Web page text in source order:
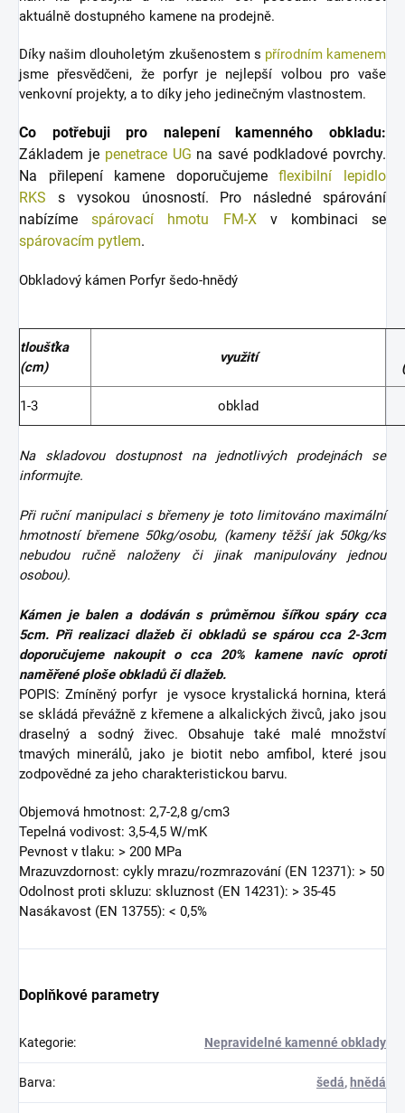
aktuálně dostupného kamene na prodejně.
Díky našim dlouholetým zkušenostem s přírodním kamenem
jsme přesvědčeni, že porfyr je nejlepší volbou pro vaše
venkovní projekty, a to díky jeho jedinečným vlastnostem.
Co potřebuji pro nalepení kamenného obkladu:
Základem je penetrace UG na savé podkladové povrchy.
Na přilepení kamene doporučujemeflexibilní lepidlo
RKS s vysokou únosností. Pro následné spárování
nabízímespárovací hmotu FM-Xv kombinaci se
spárovacím pytlem.
Obkladový kámen Porfyr šedo-hnědý
tloušťka
(cm)
využití
1-3 obklad
Na skladovou dostupnost na jednotlivých prodejnách se
informujte.
Při ruční manipulaci s břemeny je toto limitováno maximální
hmotností břemene 50kg/osobu, (kameny těžší jak 50kg/ks
nebudou ručně naloženy či jinak manipulovány jednou
osobou).
Kámen je balen a dodáván s průměrnou šířkou spáry cca
5cm. Při realizaci dlažeb či obkladů se spárou cca 2-3cm
doporučujeme nakoupit o cca 20% kamene navíc oproti
naměřené ploše obkladů či dlažeb.
POPIS: Zmíněný porfyr
je vysoce krystalická hornina, která
se skládá převážně z křemene a alkalických živců, jako jsou
draselný a sodný živec. Obsahuje také malé množství
tmavých minerálů, jako je biotit nebo amfibol, které jsou
zodpovědné za jeho charakteristickou barvu.
Objemová hmotnost: 2,7-2,8 g/cm3
Tepelná vodivost: 3,5-4,5 W/mK
Pevnost v tlaku: > 200 MPa
Mrazuvzdornost: cykly mrazu/rozmrazování (EN 12371): > 50
Odolnost proti skluzu: skluznost (EN 14231): > 35-45
Nasákavost (EN 13755): < 0,5%
Doplňkové parametry
Kategorie: Nepravidelné kamenné obklady
Barva: šedá, hnědá